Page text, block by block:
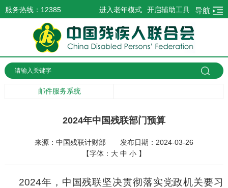
服务热线：12385 导航
开启辅助工具
进入老年模式
邮件服务系统
2024年中国残联部门预算
来源：中国残联计财部
发布日期：2024-03-26
【字体： 大 中 小 】
2024年，中国残联坚决贯彻落实党政机关要习